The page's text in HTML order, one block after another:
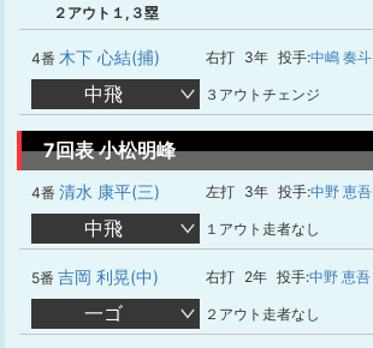
２アウト１,３塁
4番 木下 心結(捕) 右打 3年 投手:中嶋 奏斗
中飛 ３アウトチェンジ
7回表 小松明峰
4番 清水 康平(三) 左打 3年 投手:中野 恵吾
中飛 １アウト走者なし
5番 吉岡 利晃(中) 右打 2年 投手:中野 恵吾
一ゴ ２アウト走者なし